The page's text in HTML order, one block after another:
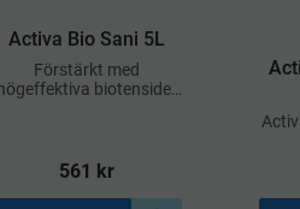
Activa Bio Sani 5L
Förstärkt med
högeffektiva biotensider
effektiv än traditionella
561 kr